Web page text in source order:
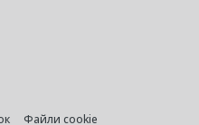
Файли cookie